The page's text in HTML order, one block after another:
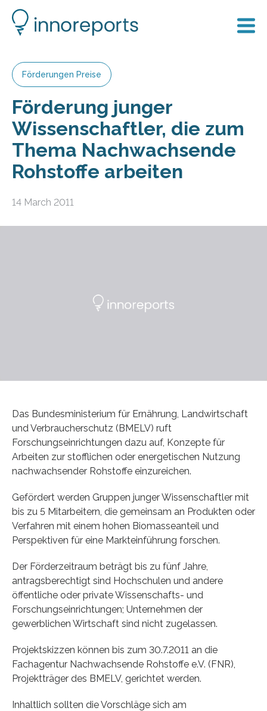
Förderungen Preise
Förderung junger
Wissenschaftler, die zum
Thema Nachwachsende
Rohstoffe arbeiten
14 March 2011
Das Bundesministerium für Ernährung, Landwirtschaft
und Verbraucherschutz (BMELV) ruft
Forschungseinrichtungen dazu auf, Konzepte für
Arbeiten zur stofflichen oder energetischen Nutzung
nachwachsender Rohstoffe einzureichen.
Gefördert werden Gruppen junger Wissenschaftler mit
bis zu 5 Mitarbeitern, die gemeinsam an Produkten oder
Verfahren mit einem hohen Biomasseanteil und
Perspektiven für eine Markteinführung forschen.
Der Förderzeitraum beträgt bis zu fünf Jahre,
antragsberechtigt sind Hochschulen und andere
öffentliche oder private Wissenschafts- und
Forschungseinrichtungen; Unternehmen der
gewerblichen Wirtschaft sind nicht zugelassen.
Projektskizzen können bis zum 30.7.2011 an die
Fachagentur Nachwachsende Rohstoffe e.V. (FNR),
Projektträger des BMELV, gerichtet werden.
Inhaltlich sollten die Vorschläge sich am